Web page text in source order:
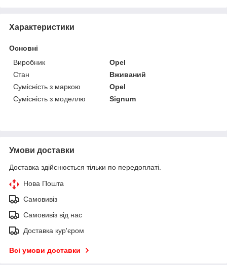
Характеристики
Основні
Виробник
Opel
Стан
Вживаний
Сумісність з маркою
Opel
Сумісність з моделлю
Signum
Умови доставки
Доставка здійснюється тільки по передоплаті.
Нова Пошта
Самовивіз
Самовивіз від нас
Доставка кур'єром
Всі умови доставки